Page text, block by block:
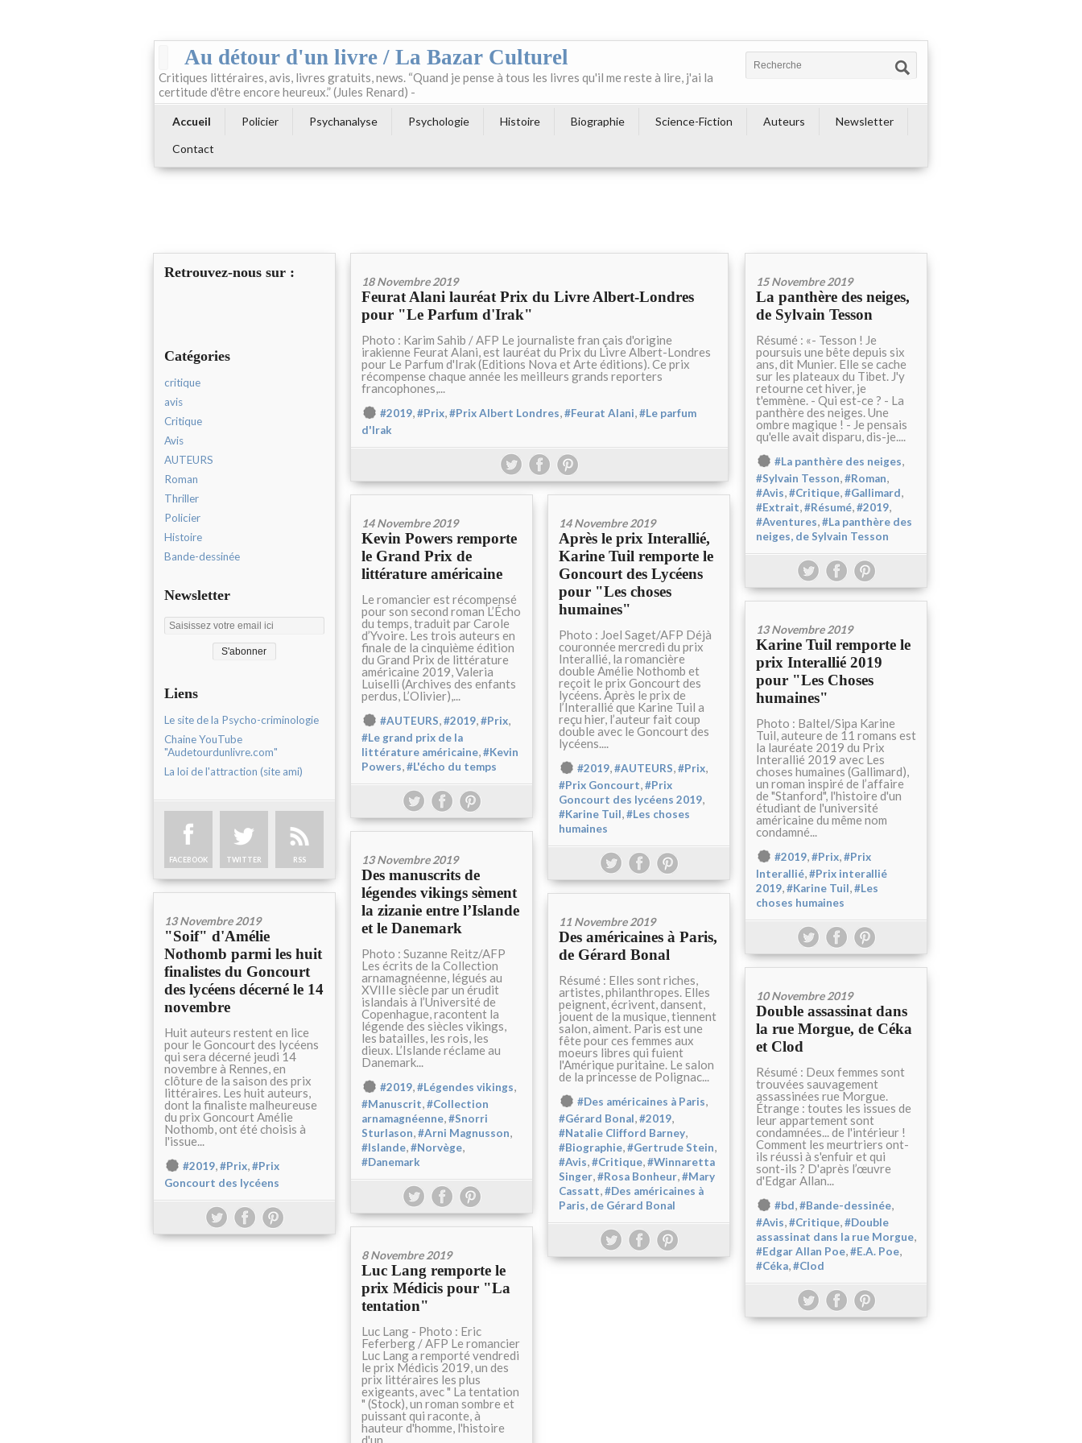
Au détour d'un livre / La Bazar Culturel
Critiques littéraires, avis, livres gratuits, news. “Quand je pense à tous les livres qu'il me reste à lire, j'ai la
certitude d'être encore heureux.” (Jules Renard) -
Accueil Policier Psychanalyse Psychologie Histoire Biographie Science-Fiction Auteurs
Newsletter
Contact
Retrouvez-nous sur :
Catégories
critique
avis
Critique
Avis
AUTEURS
Roman
Thriller
Policier
Histoire
Bande-dessinée
Newsletter
Liens
Le site de la Psycho-criminologie
Chaine YouTube
"Audetourdunlivre.com"
La loi de l'attraction (site ami)
FACEBOOK TWITTER RSS
18 Novembre 2019
Feurat Alani lauréat Prix du Livre Albert-Londres
pour "Le Parfum d'Irak"
Photo : Karim Sahib / AFP Le journaliste fran çais d'origine
irakienne Feurat Alani, est lauréat du Prix du Livre Albert-Londres
pour Le Parfum d'Irak (Editions Nova et Arte éditions). Ce prix
récompense chaque année les meilleurs grands reporters
francophones,...
#2019,#Prix,#Prix Albert Londres,#Feurat Alani,#Le parfum
d'Irak
15 Novembre 2019
La panthère des neiges,
de Sylvain Tesson
Résumé : «- Tesson ! Je
poursuis une bête depuis six
ans, dit Munier. Elle se cache
sur les plateaux du Tibet. J'y
retourne cet hiver, je
t'emmène. - Qui est-ce ? - La
panthère des neiges. Une
ombre magique ! - Je pensais
qu'elle avait disparu, dis-je....
#La panthère des neiges,
#Sylvain Tesson,#Roman,
#Avis,#Critique,#Gallimard,
#Extrait,#Résumé,#2019,
#Aventures,#La panthère des
neiges, de Sylvain Tesson
14 Novembre 2019
Kevin Powers remporte
le Grand Prix de
littérature américaine
Le romancier est récompensé
pour son second roman L’Écho
du temps, traduit par Carole
d’Yvoire. Les trois auteurs en
finale de la cinquième édition
du Grand Prix de littérature
américaine 2019, Valeria
Luiselli (Archives des enfants
perdus, L’Olivier),...
#AUTEURS,#2019,#Prix,
#Le grand prix de la
littérature américaine,#Kevin
Powers,#L'écho du temps
14 Novembre 2019
Après le prix Interallié,
Karine Tuil remporte le
Goncourt des Lycéens
pour "Les choses
humaines"
Photo : Joel Saget/AFP Déjà
couronnée mercredi du prix
Interallié, la romancière
double Amélie Nothomb et
reçoit le prix Goncourt des
lycéens. Après le prix de
l’Interallié que Karine Tuil a
reçu hier, l’auteur fait coup
double avec le Goncourt des
lycéens....
#2019,#AUTEURS,#Prix,
#Prix Goncourt,#Prix
Goncourt des lycéens 2019,
#Karine Tuil,#Les choses
humaines
13 Novembre 2019
Karine Tuil remporte le
prix Interallié 2019
pour "Les Choses
humaines"
Photo : Baltel/Sipa Karine
Tuil, auteure de 11 romans est
la lauréate 2019 du Prix
Interallié 2019 avec Les
choses humaines (Gallimard),
un roman inspiré de l’affaire
de "Stanford", l'histoire d'un
étudiant de l'université
américaine du même nom
condamné...
#2019,#Prix,#Prix
Interallié,#Prix interallié
2019,#Karine Tuil,#Les
choses humaines
13 Novembre 2019
Des manuscrits de
légendes vikings sèment
la zizanie entre l’Islande
et le Danemark
Photo : Suzanne Reitz/AFP
Les écrits de la Collection
arnamagnéenne, légués au
XVIIIe siècle par un érudit
islandais à l’Université de
Copenhague, racontent la
légende des siècles vikings,
les batailles, les rois, les
dieux. L’Islande réclame au
Danemark...
#2019,#Légendes vikings,
#Manuscrit,#Collection
arnamagnéenne,#Snorri
Sturlason,#Arni Magnusson,
#Islande,#Norvège,
#Danemark
13 Novembre 2019
"Soif" d'Amélie
Nothomb parmi les huit
finalistes du Goncourt
des lycéens décerné le 14
novembre
Huit auteurs restent en lice
pour le Goncourt des lycéens
qui sera décerné jeudi 14
novembre à Rennes, en
clôture de la saison des prix
littéraires. Les huit auteurs,
dont la finaliste malheureuse
du prix Goncourt Amélie
Nothomb, ont été choisis à
l'issue...
#2019,#Prix,#Prix
Goncourt des lycéens
11 Novembre 2019
Des américaines à Paris,
de Gérard Bonal
Résumé : Elles sont riches,
artistes, philanthropes. Elles
peignent, écrivent, dansent,
jouent de la musique, tiennent
salon, aiment. Paris est une
fête pour ces femmes aux
moeurs libres qui fuient
l'Amérique puritaine. Le salon
de la princesse de Polignac...
#Des américaines à Paris,
#Gérard Bonal,#2019,
#Natalie Clifford Barney,
#Biographie,#Gertrude Stein,
#Avis,#Critique,#Winnaretta
Singer,#Rosa Bonheur,#Mary
Cassatt,#Des américaines à
Paris, de Gérard Bonal
10 Novembre 2019
Double assassinat dans
la rue Morgue, de Céka
et Clod
Résumé : Deux femmes sont
trouvées sauvagement
assassinées rue Morgue.
Étrange : toutes les issues de
leur appartement sont
condamnées... de l'intérieur !
Comment les meurtriers ont-
ils réussi à s'enfuir et qui
sont-ils ? D'après l’œuvre
d'Edgar Allan...
#bd,#Bande-dessinée,
#Avis,#Critique,#Double
assassinat dans la rue Morgue,
#Edgar Allan Poe,#E.A. Poe,
#Céka,#Clod
8 Novembre 2019
Luc Lang remporte le
prix Médicis pour "La
tentation"
Luc Lang - Photo : Eric
Feferberg / AFP Le romancier
Luc Lang a remporté vendredi
le prix Médicis 2019, un des
prix littéraires les plus
exigeants, avec " La tentation
" (Stock), un roman sombre et
puissant qui raconte, à
hauteur d'homme, l'histoire
d'un...